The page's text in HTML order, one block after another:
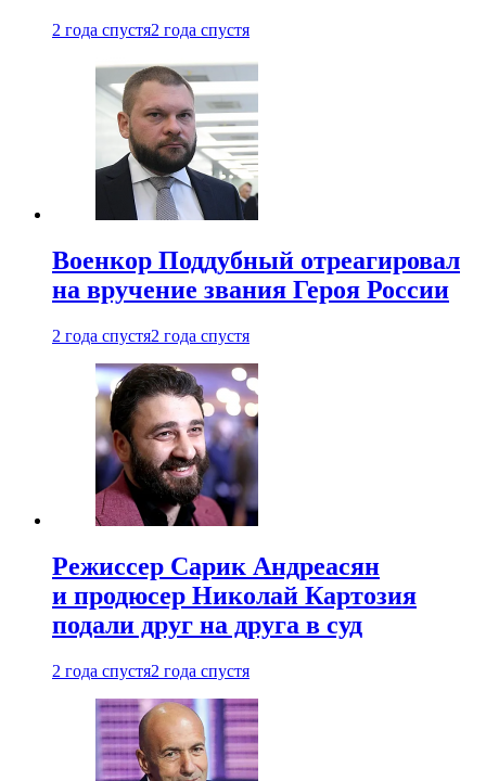
2 года спустя2 года спустя
Военкор Поддубный отреагировал
на вручение звания Героя России
2 года спустя2 года спустя
Режиссер Сарик Андреасян
и продюсер Николай Картозия
подали друг на друга в суд
2 года спустя2 года спустя